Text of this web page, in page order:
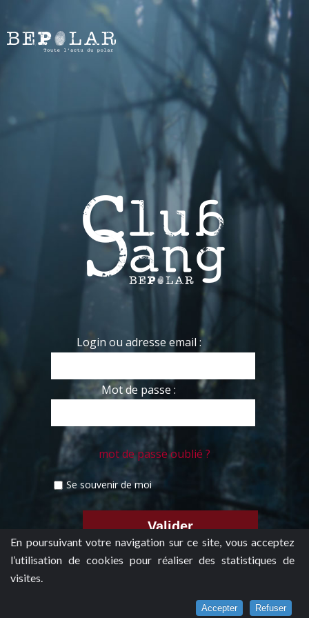
En poursuivant votre navigation sur ce site, vous acceptez
l’utilisation de cookies pour réaliser des statistiques de
visites.
Accepter Refuser
Login ou adresse email :
Mot de passe :
mot de passe oublié ?
Se souvenir de moi